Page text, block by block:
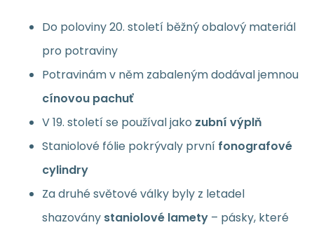
Do poloviny 20. století běžný obalový materiál
pro potraviny
Potravinám v něm zabaleným dodával jemnou
cínovou pachuť
V 19. století se používal jako zubní výplň
Staniolové fólie pokrývaly první fonografové
cylindry
Za druhé světové války byly z letadel
shazovány staniolové lamety – pásky, které